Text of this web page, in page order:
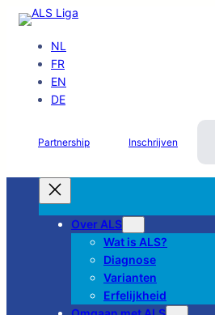
NL
FR
EN
DE
Partnership Inschrijven
Over ALS
Wat is ALS?
Diagnose
Varianten
Erfelijkheid